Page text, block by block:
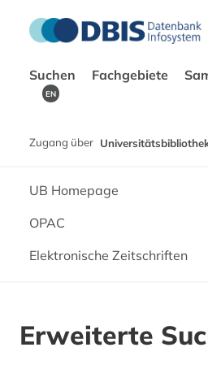
Suchen Fachgebiete
EN
Zugang über
UB Homepage
OPAC
Elektronische Zeitschriften
Erweiterte